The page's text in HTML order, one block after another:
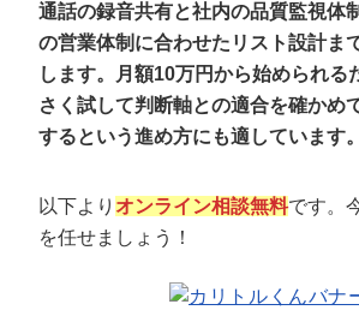
通話の録音共有と社内の品質監視体
の営業体制に合わせたリスト設計ま
します。月額10万円から始められる
さく試して判断軸との適合を確かめ
するという進め方にも適しています。
以下より オンライン相談無料です。
を任せましょう！